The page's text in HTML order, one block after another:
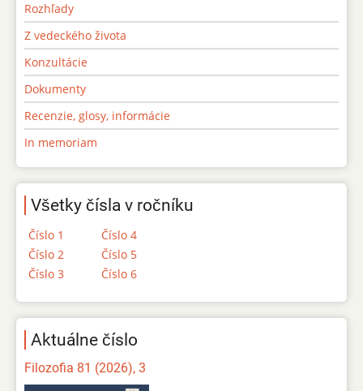
Rozhľady
Z vedeckého života
Konzultácie
Dokumenty
Recenzie, glosy, informácie
In memoriam
Všetky čísla v ročníku
Číslo 1
Číslo 2
Číslo 3
Číslo 4
Číslo 5
Číslo 6
Aktuálne číslo
Filozofia 81 (2026), 3